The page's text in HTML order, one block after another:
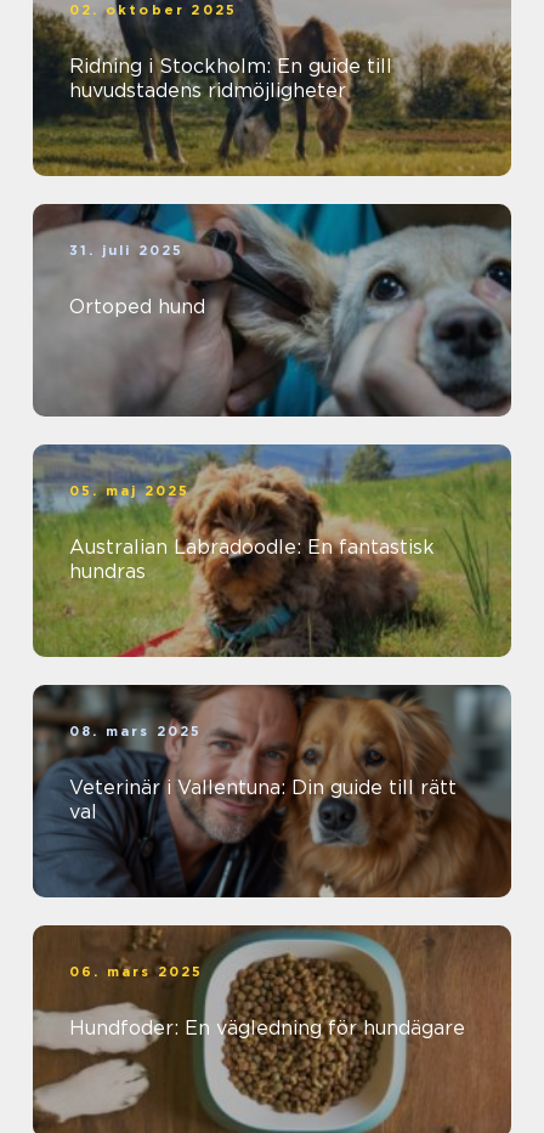
02. oktober 2025
Ridning i Stockholm: En guide till
huvudstadens ridmöjligheter
31. juli 2025
Ortoped hund
05. maj 2025
Australian Labradoodle: En fantastisk
hundras
08. mars 2025
Veterinär i Vallentuna: Din guide till rätt
val
06. mars 2025
Hundfoder: En vägledning för hundägare